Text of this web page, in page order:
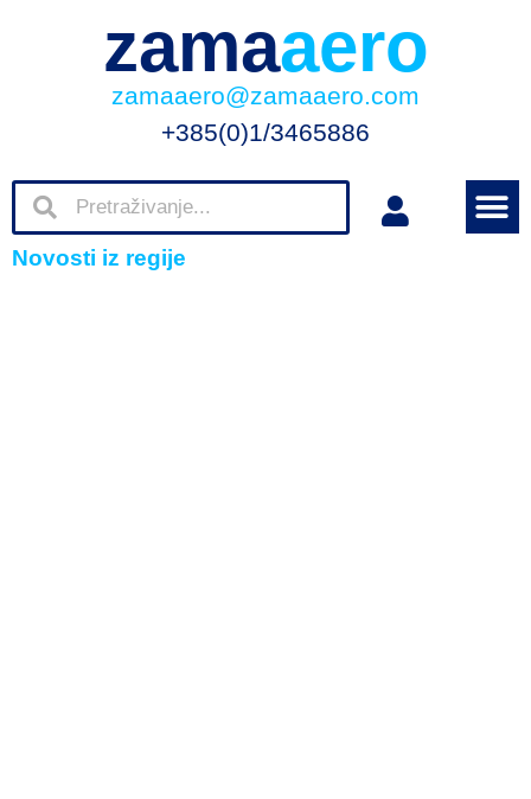
zamaaero
zamaaero@zamaaero.com
+385(0)1/3465886
Novosti iz regije